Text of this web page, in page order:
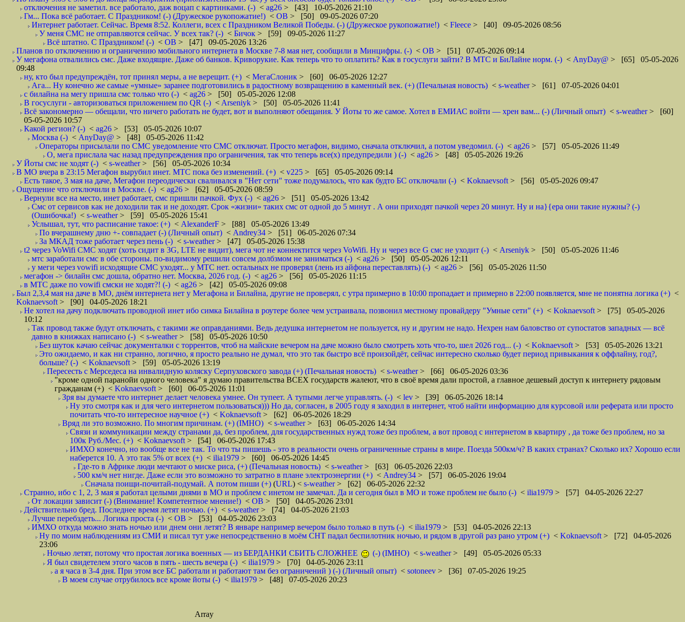
отключения не заметил. все работало, даж воцап с картинками. (-) < ag26 > [43] 10-05-2026 21:10
Гм... Пока всё работает. С Праздником! (-) (Дружеское рукопожатие!) < ОВ > [50] 09-05-2026 07:20
Интернет работает. Сейчас. Время 8:52. Коллеги, всех с Праздником Великой Победы. (-) (Дружеское рукопожатие!) < Fleece > [40] 09-05-2026 08:56
У меня СМС не отправляются сейчас. У всех так? (-) < Бичок > [59] 09-05-2026 11:27
Всё штатно. С Праздником! (-) < ОВ > [47] 09-05-2026 13:26
Планов по отключению и ограничению мобильного интернета в Москве 7-8 мая нет, сообщили в Минцифры. (-) < ОВ > [51] 07-05-2026 09:14
У мегафона отвалились смс. Даже входящие. Даже об банков. Криворукие. Как теперь что то оплатить? Как в госуслуги зайти? В МТС и БиЛайне норм. (-) < AnyDay@ > [65] 05-05-2026
09:48
ну, кто был предупреждён, тот принял меры, а не верещит. (+) < МегаСлоник > [60] 06-05-2026 12:27
Ага... Ну конечно же самые «умные» заранее подготовились в радостному возвращению в каменный век. (+) (Печальная новость) < s-weather> [61] 07-05-2026 04:01
с билайна на мегу пришла смс только что (-) < ag26 > [50] 05-05-2026 12:08
В госуслуги - авторизоваться приложением по QR (-) < Arseniyk > [50] 05-05-2026 11:41
Всё закономерно — обещали, что ничего работать не будет, вот и выполняют обещания. У Йоты то же самое. Хотел в ЕМИАС войти — хрен вам... (-) (Личный опыт) < s-weather> [60]
05-05-2026 10:57
Какой регион? (-) < ag26 > [53] 05-05-2026 10:07
Москва (-) < AnyDay@ > [48] 05-05-2026 11:42
Операторы присылали по СМС уведомление что СМС отключат. Просто мегафон, видимо, сначала отключил, а потом уведомил. (-) < ag26 > [57] 05-05-2026 11:49
О, мега прислала час назад предупреждения про ограничения, так что теперь все(х) предупредили ) (-) < ag26 > [48] 05-05-2026 19:26
У Йоты смс не ходят (-) < s-weather> [56] 05-05-2026 10:34
В МО вчера в 23:15 Мегафон вырубил инет. МТС пока без изменений. (+) < v225 > [65] 05-05-2026 09:14
Есть такое, 3 мая на даче, Мегафон переодически сваливался в "Нет сети" тоже подумалось, что как будто БС отключали (-) < Koknaevsoft > [56] 05-05-2026 09:47
Ощущение что отключили в Москве. (-) < ag26 > [62] 05-05-2026 08:59
Вернули все на место, инет работает, смс пришли пачкой. Фух (-) < ag26 > [51] 05-05-2026 13:42
Смс от сервисов как не доходили так и не доходят. Срок «жизни» таких смс от одной до 5 минут . А они приходят пачкой через 20 минут. Ну и на}{ера они такие нужны? (-)
(Ошибочка!) < s-weather> [59] 05-05-2026 15:41
Услышал, тут, что расписание такое: (+) < AlexanderF > [88] 05-05-2026 13:49
По вчерашнему дню +- совпадает (-) (Личный опыт) < Andrey34 > [51] 06-05-2026 07:34
За МКАД тоже работает через пень (-) < s-weather> [47] 05-05-2026 15:38
t2 через VoWifi СМС ходят (хоть сидит в 3G, LTE не видит), мега чот не коннектится через VoWifi. Ну и через все G смс не уходит (-) < Arseniyk > [50] 05-05-2026 11:46
мтс заработали смс в обе стороны. по-видимому решили совсем долбзмом не заниматься (-) < ag26 > [50] 05-05-2026 12:11
у меги через vowifi исходящие СМС уходят... у МТС нет. остальных не проверял (лень из айфона переставлять) (-) < ag26 > [56] 05-05-2026 11:50
мегафон -> билайн смс дошла, обратно нет. Москва, 2026 год. (-) < ag26 > [56] 05-05-2026 11:15
в МТС даже по vowifi смски не ходят?! (-) < ag26 > [42] 05-05-2026 09:08
Был 2,3,4 мая на даче в МО, днём интернета нет у Мегафона и Билайна, другие не проверял, с утра примерно в 10:00 пропадает и примерно в 22:00 появляется, мне не понятна логика (+) <
Koknaevsoft > [90] 04-05-2026 18:21
Не хотел на дачу подключать проводной инет ибо симка Билайна в роутере более чем устраивала, позвонил местному провайдеру "Умные сети" (+) < Koknaevsoft > [75] 05-05-2026
10:12
Так провод также будут отключать, с такими же оправданиями. Ведь дедушка интернетом не пользуется, ну и другим не надо. Нехрен нам баловство от супостатов западных — всё
давно в книжках написано (-) < s-weather> [58] 05-05-2026 10:50
Без шуток качаю сейчас документалки с торрентов, чтоб на майские вечером на даче можно было смотреть хоть что-то, шел 2026 год... (-) < Koknaevsoft > [53] 05-05-2026 13:21
Это ожидаемо, и как ни странно, логично, я просто реально не думал, что это так быстро всё произойдёт, сейчас интересно сколько будет период привыкания к оффлайну, год?,
больше? (-) < Koknaevsoft > [59] 05-05-2026 13:19
Пересесть с Мерседеса на инвалидную коляску Серпуховского завода (+) (Печальная новость) < s-weather> [66] 06-05-2026 03:36
"кроме одной паранойи одного человека" я думаю правительства ВСЕХ государств жалеют, что в своё время дали простой, а главное дешевый доступ к интернету рядовым
гражданам (+) < Koknaevsoft > [60] 06-05-2026 11:01
Зря вы думаете что интернет делает человека умнее. Он тупеет. А тупыми легче управлять. (-) < lev > [39] 06-05-2026 18:14
Ну это смотря как и для чего интернетом пользоваться))) Но да, согласен, в 2005 году я заходил в интернет, чтоб найти информацию для курсовой или реферата или просто
почитать что-то интересное научное (+) < Koknaevsoft > [62] 06-05-2026 18:29
Вряд ли это возможно. По многим причинам. (+) (IMHO) < s-weather> [63] 06-05-2026 14:34
Связи и коммуникации между странами да, без проблем, для государственных нужд тоже без проблем, а вот провод с интернетом в квартиру , да тоже без проблем, но за
100к Руб./Мес. (+) < Koknaevsoft > [54] 06-05-2026 17:43
ИМХО конечно, но вообще все не так. То что ты пишешь - это в реальности очень ограниченные страны в мире. Поезда 500км/ч? В каких странах? Сколько их? Хорошо если
наберется 10. А это так 5% от всех (+) < ilia1979 > [60] 06-05-2026 14:45
Где-то в Африке люди мечтают о миске риса, (+) (Печальная новость) < s-weather> [63] 06-05-2026 22:03
500 км/ч нет нигде. Даже если это возможно то затратно в плане электроэнергии (+) < Andrey34 > [57] 06-05-2026 19:04
Сначала поищи-почитай-подумай. А потом пиши (+) (URL) < s-weather> [62] 06-05-2026 22:32
Странно, ибо с 1, 2, 3 мая я работал целыми днями в МО и проблем с инетом не замечал. Да и сегодня был в МО и тоже проблем не было (-) < ilia1979 > [57] 04-05-2026 22:27
От локации зависит (-) (Внимание! Kомпетентное мнение!) < ОВ > [50] 04-05-2026 23:01
Действительно бред. Последнее время летят ночью. (+) < s-weather> [74] 04-05-2026 21:03
Лучше перебздеть... Логика проста (-) < ОВ > [53] 04-05-2026 23:03
ИМХО откуда можно знать ночью или днем они летят? В январе например вечером было только в путь (-) < ilia1979 > [53] 04-05-2026 22:13
Ну по моим наблюдениям из СМИ и писал тут уже непосредственно в моём СНТ падал беспилотник ночью, и рядом в другой раз рано утром (+) < Koknaevsoft > [72] 04-05-2026
23:06
Ночью летят, потому что простая логика военных — из БЕРДАНКИ СБИТЬ СЛОЖНЕЕ
(-) (IMHO) < s-weather> [49] 05-05-2026 05:33
Я был свидетелем этого часов в пять - шесть вечера (-) < ilia1979 > [70] 04-05-2026 23:11
а я часа в 3-4 дня. При этом все БС работали и работают там без ограничений ) (-) (Личный опыт) < sotoneev > [36] 07-05-2026 19:25
В моем случае отрубилось все кроме йоты (-) < ilia1979 > [48] 07-05-2026 20:23
Array